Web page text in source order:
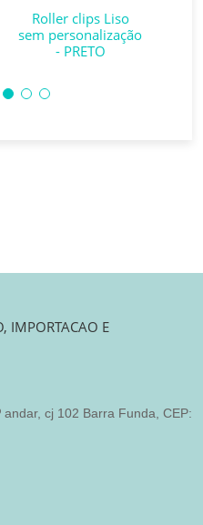
Roller clips Liso
sem personalização
- PRETO
IMPORTACAO E
cj 102 Barra Funda, CEP: